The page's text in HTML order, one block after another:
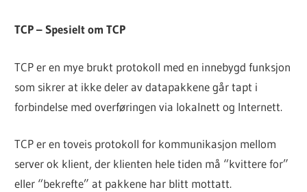
TCP – Spesielt om TCP
TCP er en mye brukt protokoll med en innebygd funksjon
som sikrer at ikke deler av datapakkene går tapt i
forbindelse med overføringen via lokalnett og Internett.
TCP er en toveis protokoll for kommunikasjon mellom
server ok klient, der klienten hele tiden må “kvittere for”
eller “bekrefte” at pakkene har blitt mottatt.